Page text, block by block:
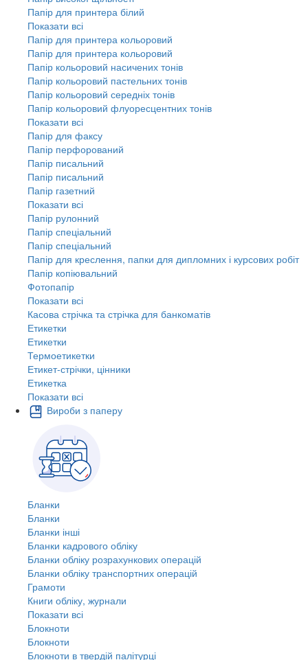
Папір для принтера білий
Показати всі
Папір для принтера кольоровий
Папір для принтера кольоровий
Папір кольоровий насичених тонів
Папір кольоровий пастельних тонів
Папір кольоровий середніх тонів
Папір кольоровий флуоресцентних тонів
Показати всі
Папір для факсу
Папір перфорований
Папір писальний
Папір писальний
Папір газетний
Показати всі
Папір рулонний
Папір спеціальний
Папір спеціальний
Папір для креслення, папки для дипломних і курсових робіт
Папір копіювальний
Фотопапір
Показати всі
Касова стрічка та стрічка для банкоматів
Етикетки
Етикетки
Термоетикетки
Етикет-стрічки, цінники
Етикетка
Показати всі
Вироби з паперу
Бланки
Бланки
Бланки інші
Бланки кадрового обліку
Бланки обліку розрахункових операцій
Бланки обліку транспортних операцій
Грамоти
Книги обліку, журнали
Показати всі
Блокноти
Блокноти
Блокноти в твердій палітурці